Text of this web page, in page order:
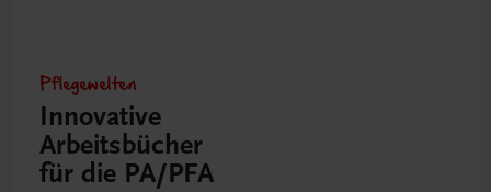
Pflegewelten
Innovative
Arbeitsbücher
für die PA/PFA